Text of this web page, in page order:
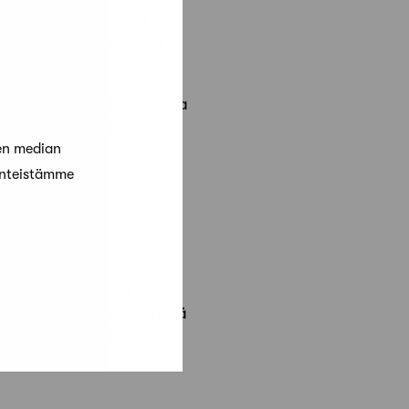
median
joka täyttää tänä
hallituksen
arkkitehtuurin alueella
tai
sisältää: selvitys
ja mahdollisesti mistä
listaus
lyhyt cv- tai